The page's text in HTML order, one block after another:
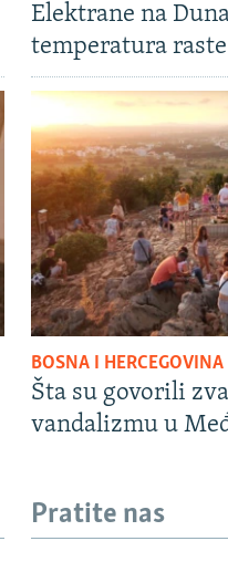
Elektrane na
temperatura raste
BOSNA I HERCEGOVINA
Šta su govorili
vandalizmu u
Pratite nas